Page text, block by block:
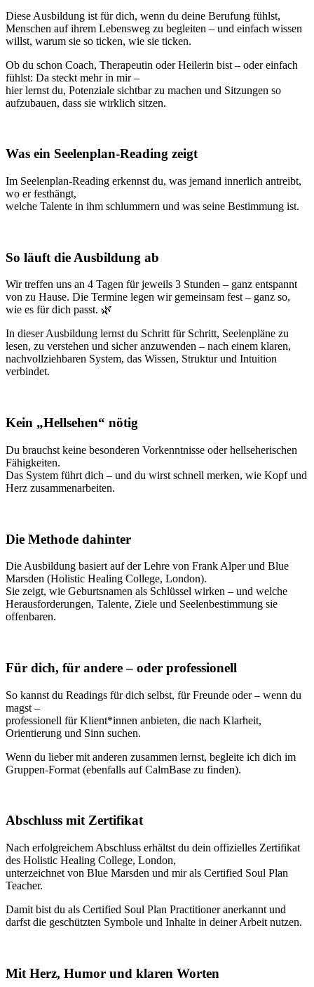
Diese Ausbildung ist für dich, wenn du deine Berufung fühlst,
Menschen auf ihrem Lebensweg zu begleiten – und einfach wissen
willst, warum sie so ticken, wie sie ticken.
Ob du schon Coach, Therapeutin oder Heilerin bist – oder einfach
fühlst: Da steckt mehr in mir –
hier lernst du, Potenziale sichtbar zu machen und Sitzungen so
aufzubauen, dass sie wirklich sitzen.
Was ein Seelenplan-Reading zeigt
Im Seelenplan-Reading erkennst du, was jemand innerlich antreibt,
wo er festhängt,
welche Talente in ihm schlummern und was seine Bestimmung ist.
So läuft die Ausbildung ab
Wir treffen uns an 4 Tagen für jeweils 3 Stunden – ganz entspannt
von zu Hause. Die Termine legen wir gemeinsam fest – ganz so,
wie es für dich passt. 🌿
In dieser Ausbildung lernst du Schritt für Schritt, Seelenpläne zu
lesen, zu verstehen und sicher anzuwenden – nach einem klaren,
nachvollziehbaren System, das Wissen, Struktur und Intuition
verbindet.
Kein „Hellsehen“ nötig
Du brauchst keine besonderen Vorkenntnisse oder hellseherischen
Fähigkeiten.
Das System führt dich – und du wirst schnell merken, wie Kopf und
Herz zusammenarbeiten.
Die Methode dahinter
Die Ausbildung basiert auf der Lehre von Frank Alper und Blue
Marsden (Holistic Healing College, London).
Sie zeigt, wie Geburtsnamen als Schlüssel wirken – und welche
Herausforderungen, Talente, Ziele und Seelenbestimmung sie
offenbaren.
Für dich, für andere – oder professionell
So kannst du Readings für dich selbst, für Freunde oder – wenn du
magst –
professionell für Klient*innen anbieten, die nach Klarheit,
Orientierung und Sinn suchen.
Wenn du lieber mit anderen zusammen lernst, begleite ich dich im
Gruppen-Format (ebenfalls auf CalmBase zu finden).
Abschluss mit Zertifikat
Nach erfolgreichem Abschluss erhältst du dein offizielles Zertifikat
des Holistic Healing College, London,
unterzeichnet von Blue Marsden und mir als Certified Soul Plan
Teacher.
Damit bist du als Certified Soul Plan Practitioner anerkannt und
darfst die geschützten Symbole und Inhalte in deiner Arbeit nutzen.
Mit Herz, Humor und klaren Worten